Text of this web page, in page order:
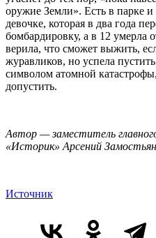
оружие Земли». Есть в парке
девочке, которая в два года
бомбардировку, а в 12 умерла
верила, что сможет выжить,
журавликов, но успела
символом атомной
допустить.
Автор — заместитель
«Историк» Арсений
Источник